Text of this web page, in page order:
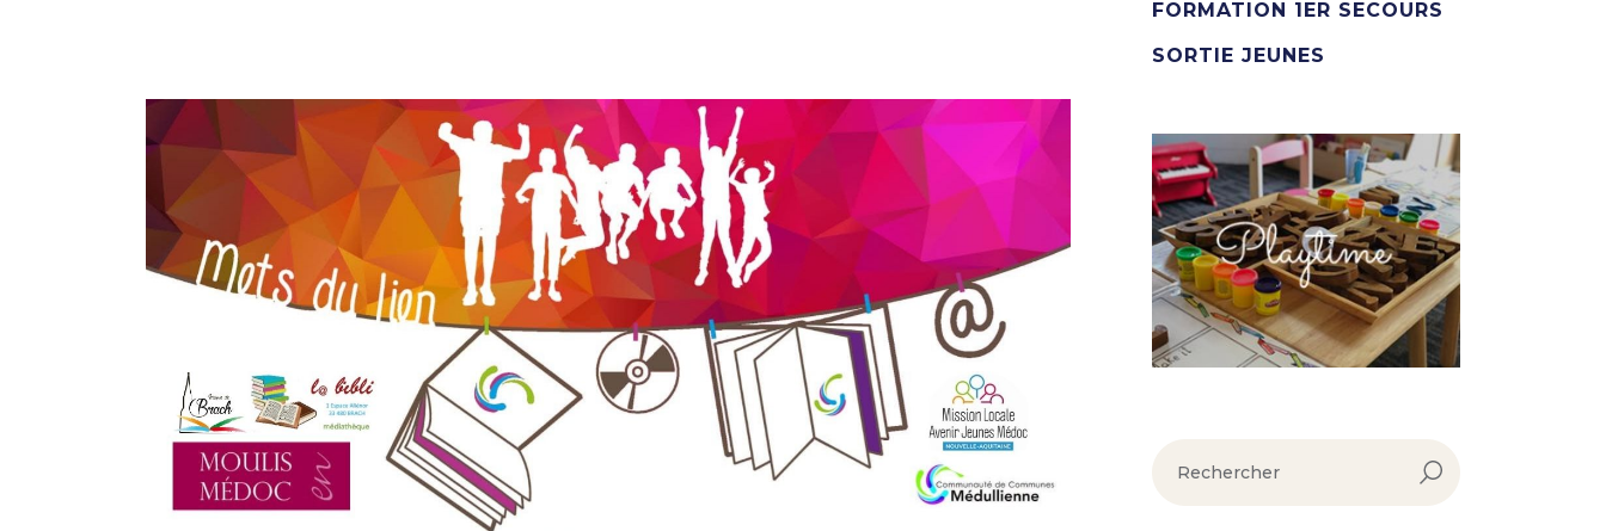
FORMATION 1ER SECOURS
SORTIE JEUNES